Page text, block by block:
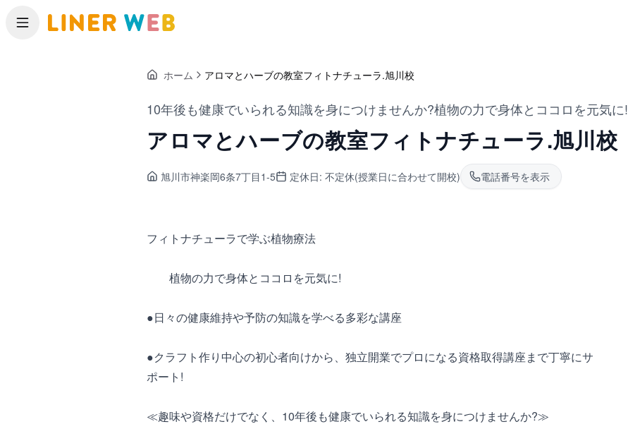
メニュー
ホーム アロマとハーブの教室フィトナチューラ.旭川校
10年後も健康でいられる知識を身につけませんか?植物の力で身体とココロを元気に!
アロマとハーブの教室フィトナチューラ.旭川校
旭川市神楽岡6条7丁目1-5 定休日: 不定休(授業日に合わせて開校) 電話番号を表示
フィトナチューラで学ぶ植物療法
植物の力で身体とココロを元気に!
●日々の健康維持や予防の知識を学べる多彩な講座
●クラフト作り中心の初心者向けから、独立開業でプロになる資格取得講座まで丁寧にサ
ポート!
≪趣味や資格だけでなく、10年後も健康でいられる知識を身につけませんか?≫